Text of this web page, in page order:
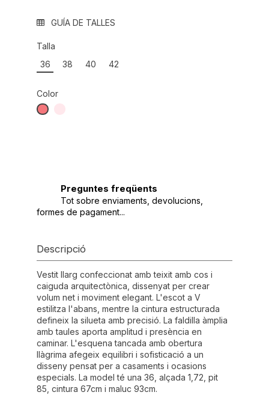
GUÍA DE TALLES
Talla
36
38 40 42
Color
SALMON REF.: 000029
Preguntes freqüents
Tot sobre enviaments, devolucions,
formes de pagament...
Descripció
Vestit llarg confeccionat amb teixit amb cos i
caiguda arquitectònica, dissenyat per crear
volum net i moviment elegant. L'escot a V
estilitza l'abans, mentre la cintura estructurada
defineix la silueta amb precisió. La faldilla àmplia
amb taules aporta amplitud i presència en
caminar. L'esquena tancada amb obertura
llàgrima afegeix equilibri i sofisticació a un
disseny pensat per a casaments i ocasions
especials. La model té una 36, alçada 1,72, pit
85, cintura 67cm i maluc 93cm.